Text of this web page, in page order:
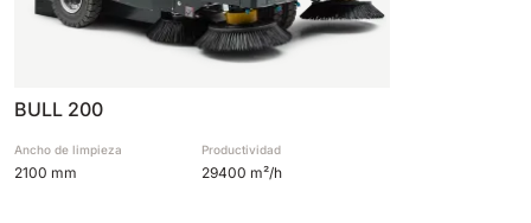
BULL 200
Ancho de limpieza
2100 mm
Productividad
29400 m²/h